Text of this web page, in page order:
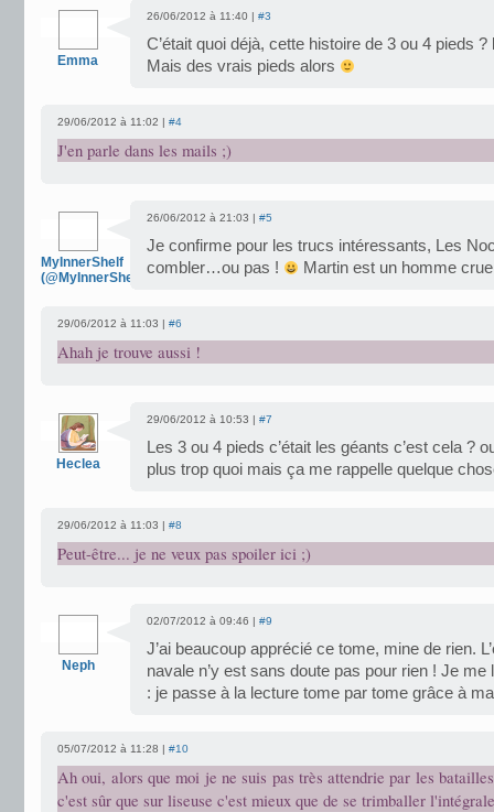
Emma
26/06/2012 à 11:40 | #3
C’était quoi déjà, cette histoire de 3 ou 4 pieds
Mais des vrais pieds alors
29/06/2012 à 11:02 | #4
J'en parle dans les mails ;)
MyInnerShelf
(@MyInnerShelf)
26/06/2012 à 21:03 | #5
Je confirme pour les trucs intéressants, Les
combler…ou pas !
Martin est un homme
29/06/2012 à 11:03 | #6
Ahah je trouve aussi !
Heclea
29/06/2012 à 10:53 | #7
Les 3 ou 4 pieds c’était les géants c’est cela ?
plus trop quoi mais ça me rappelle quelque
29/06/2012 à 11:03 | #8
Peut-être... je ne veux pas spoiler ici ;)
Neph
02/07/2012 à 09:46 | #9
J’ai beaucoup apprécié ce tome, mine de rien.
navale n’y est sans doute pas pour rien ! Je
: je passe à la lecture tome par tome grâce à
05/07/2012 à 11:28 | #10
Ah oui, alors que moi je ne suis pas très attendrie par les
c'est sûr que sur liseuse c'est mieux que de se trimballer